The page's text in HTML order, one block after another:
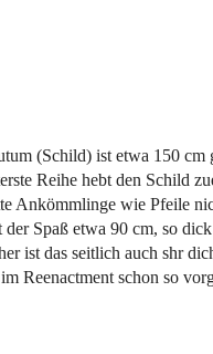
(Schild) ist etwa 150
Reihe hebt den Schild
Ankömmlinge wie Pfeile
der Spaß etwa 90 cm, so
ist das seitlich auch shr
Reenactment schon so